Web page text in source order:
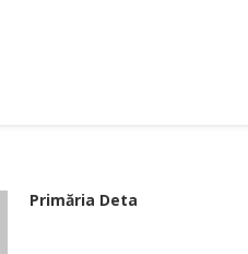
Primăria Deta